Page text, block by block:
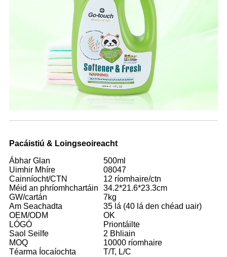
Pacáistiú & Loingseoireacht
Ábhar Glan
500ml
Uimhir Mhíre
08047
Cainníocht/CTN
12 ríomhaire/ctn
Méid an phríomhchartáin
34.2*21.6*23.3cm
GW/cartán
7kg
Am Seachadta
35 lá (40 lá den chéad uair)
OEM/ODM
OK
LÓGÓ
Priontáilte
Saol Seilfe
2 Bhliain
MOQ
10000 ríomhaire
Téarma Íocaíochta
T/T, L/C